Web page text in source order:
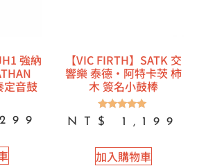
強納
定音鼓
【VIC FIRTH】SATK 交
響樂 泰德·阿特卡茨 柿
木 簽名小鼓棒
評分
5.00
NT$ 1,199
加入購物車